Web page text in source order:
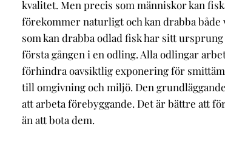
kvalitet. Men precis som människor kan
förekommer naturligt och kan drabba
som kan drabba odlad fisk har sitt
första gången i en odling. Alla odlingar
förhindra oavsiktlig exponering för
till omgivning och miljö. Den
att arbeta förebyggande. Det är bättre att
än att bota dem.